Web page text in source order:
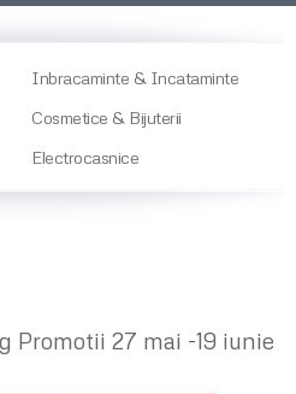
Inbracaminte & Incataminte
Cosmetice & Bijuterii
Electrocasnice
Promotii 27 mai -19 iunie